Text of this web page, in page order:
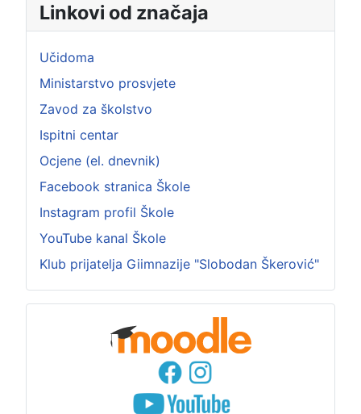
Linkovi od značaja
Učidoma
Ministarstvo prosvjete
Zavod za školstvo
Ispitni centar
Ocjene (el. dnevnik)
Facebook stranica Škole
Instagram profil Škole
YouTube kanal Škole
Klub prijatelja Giimnazije "Slobodan Škerović"